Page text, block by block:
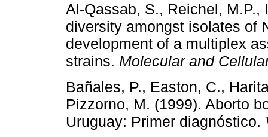
Al-Qassab, S., Reichel, M.P.,
diversity amongst isolates of
development of a multiplex
strains. Molecular and
Bañales, P., Easton, C.,
Pizzorno, M. (1999). Aborto
Uruguay: Primer diagnóstico.